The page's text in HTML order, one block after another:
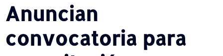
Anuncian
convocatoria para